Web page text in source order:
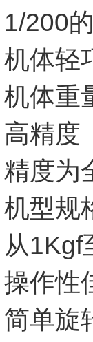
1/200
机体轻
机体重
高精度
精度为
机型规
从1Kgf
操作性
简单旋